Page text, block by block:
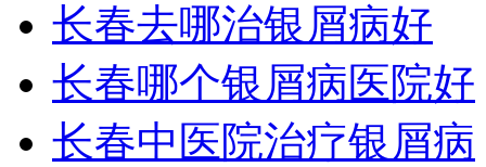
长春去哪治银屑病好
长春哪个银屑病医院好
长春中医院治疗银屑病